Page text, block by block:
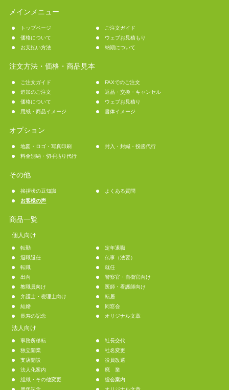
メインメニュー
トップページ
ご注文ガイド
価格について
ウェブお見積もり
お支払い方法
納期について
注文方法・価格・商品見本
ご注文ガイド
FAXでのご注文
追加のご注文
返品・交換・キャンセル
価格について
ウェブお見積り
用紙・商品イメージ
書体イメージ
オプション
地図・ロゴ・写真印刷
封入・封緘・投函代行
料金別納・切手貼り代行
その他
挨拶状の豆知識
よくある質問
お客様の声
商品一覧
個人向け
転勤
定年退職
退職退任
仏事（法要）
転職
就任
出向
警察官・自衛官向け
教職員向け
医師・看護師向け
弁護士・税理士向け
転居
結婚
同窓会
長寿の記念
オリジナル文章
法人向け
事務所移転
社長交代
独立開業
社名変更
支店開設
役員改選
法人化案内
廃 業
組織・その他変更
総会案内